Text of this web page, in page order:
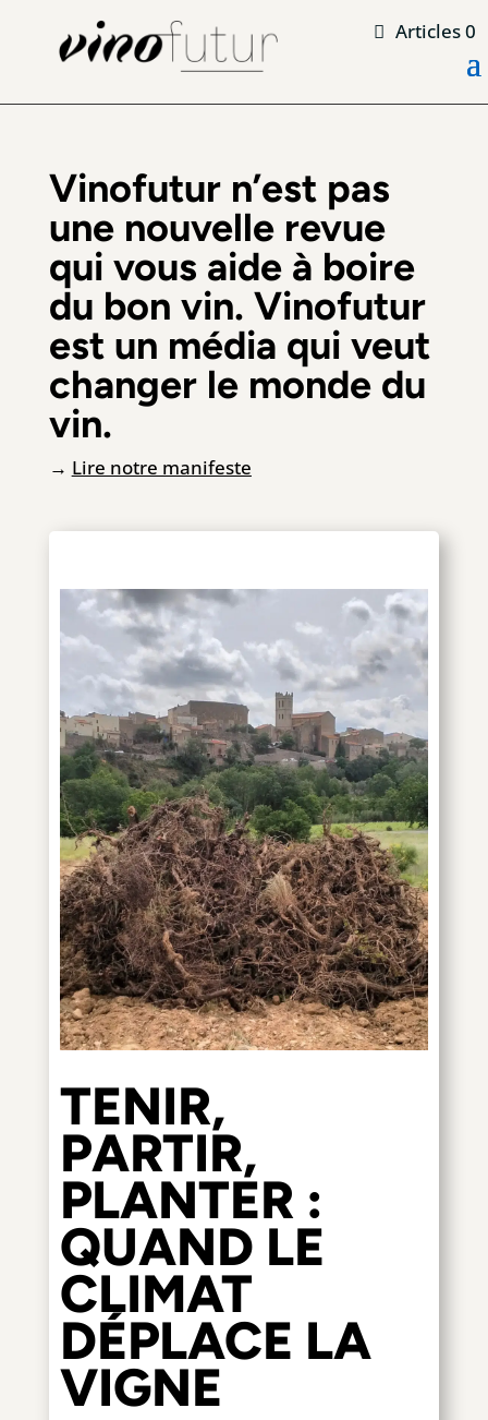
Articles 0
Vinofutur n’est pas
une nouvelle revue
qui vous aide à boire
du bon vin. Vinofutur
est un média qui veut
changer le monde du
vin.
→ Lire notre manifeste
TENIR,
PARTIR,
PLANTER :
QUAND LE
CLIMAT
DÉPLACE LA
VIGNE